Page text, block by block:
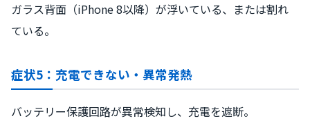
ガラス背面（iPhone 8以降）が浮いている、または割れ
ている。
症状5：充電できない・異常発熱
バッテリー保護回路が異常検知し、充電を遮断。